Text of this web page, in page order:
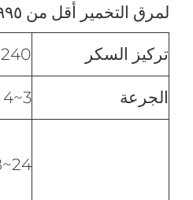
لمرق التخمير أقل من ٠٫٩٩٥.
تركيز السكر 240~280 جم/لتر
الجرعة 3~4 جرام/لتر
24~28 درجة مئوية